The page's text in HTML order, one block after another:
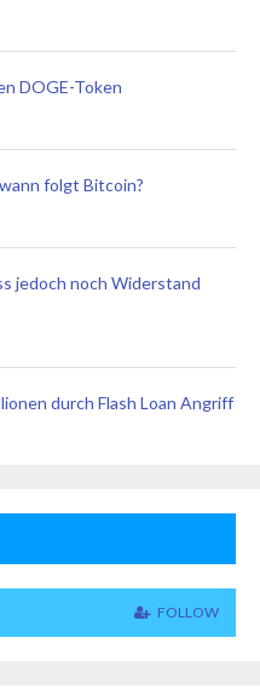
DOGE-Token
folgt Bitcoin?
jedoch noch Widerstand
durch Flash Loan Angriff
FOLLOW